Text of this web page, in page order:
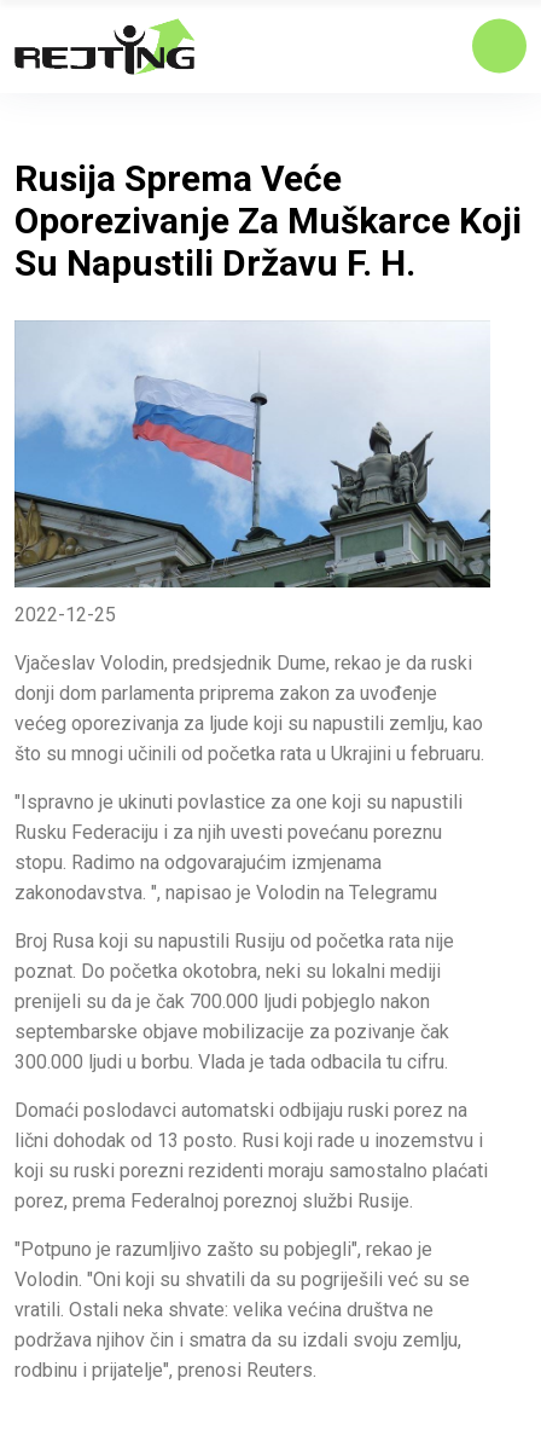
Rusija Sprema Veće
Oporezivanje Za Muškarce Koji
Su Napustili Državu F. H.
2022-12-25
Vjačeslav Volodin, predsjednik Dume, rekao je da ruski
donji dom parlamenta priprema zakon za uvođenje
većeg oporezivanja za ljude koji su napustili zemlju, kao
što su mnogi učinili od početka rata u Ukrajini u februaru.
"Ispravno je ukinuti povlastice za one koji su napustili
Rusku Federaciju i za njih uvesti povećanu poreznu
stopu. Radimo na odgovarajućim izmjenama
zakonodavstva. ", napisao je Volodin na Telegramu
Broj Rusa koji su napustili Rusiju od početka rata nije
poznat. Do početka okotobra, neki su lokalni mediji
prenijeli su da je čak 700.000 ljudi pobjeglo nakon
septembarske objave mobilizacije za pozivanje čak
300.000 ljudi u borbu. Vlada je tada odbacila tu cifru.
Domaći poslodavci automatski odbijaju ruski porez na
lični dohodak od 13 posto. Rusi koji rade u inozemstvu i
koji su ruski porezni rezidenti moraju samostalno plaćati
porez, prema Federalnoj poreznoj službi Rusije.
"Potpuno je razumljivo zašto su pobjegli", rekao je
Volodin. "Oni koji su shvatili da su pogriješili već su se
vratili. Ostali neka shvate: velika većina društva ne
podržava njihov čin i smatra da su izdali svoju zemlju,
rodbinu i prijatelje", prenosi Reuters.